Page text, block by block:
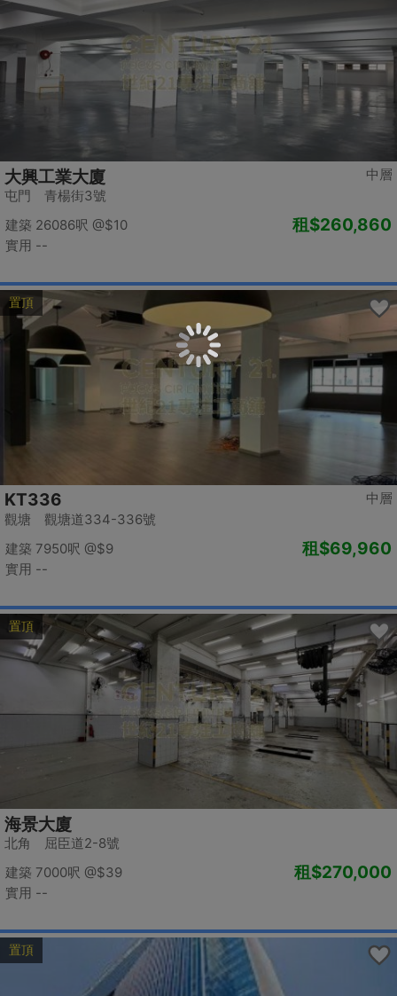
中層
大興工業大廈
屯門 青楊街3號
建築 26086呎 @$10
實用 --
租$260,860
置頂
中層
KT336
觀塘 觀塘道334-336號
建築 7950呎 @$9
實用 --
租$69,960
置頂
海景大廈
北角 屈臣道2-8號
建築 7000呎 @$39
實用 --
租$270,000
置頂